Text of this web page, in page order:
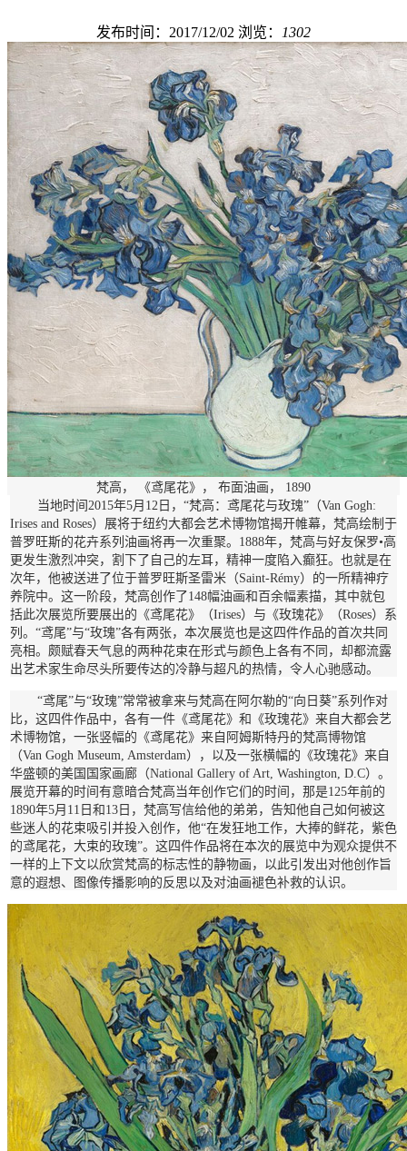
发布时间：2017/12/02 浏览： 1302
梵高， 《鸢尾花》， 布面油画， 1890
当地时间2015年5月12日，“梵高：鸢尾花与玫瑰”（Van Gogh:
Irises and Roses）展将于纽约大都会艺术博物馆揭开帷幕，梵高绘制于
普罗旺斯的花卉系列油画将再一次重聚。1888年，梵高与好友保罗•高
更发生激烈冲突，割下了自己的左耳，精神一度陷入癫狂。也就是在
次年，他被送进了位于普罗旺斯圣雷米（Saint-Rémy）的一所精神疗
养院中。这一阶段，梵高创作了148幅油画和百余幅素描，其中就包
括此次展览所要展出的《鸢尾花》（Irises）与《玫瑰花》（Roses）系
列。“鸢尾”与“玫瑰”各有两张，本次展览也是这四件作品的首次共同
亮相。颇赋春天气息的两种花束在形式与颜色上各有不同，却都流露
出艺术家生命尽头所要传达的冷静与超凡的热情，令人心驰感动。
“鸢尾”与“玫瑰”常常被拿来与梵高在阿尔勒的“向日葵”系列作对
比，这四件作品中，各有一件《鸢尾花》和《玫瑰花》来自大都会艺
术博物馆，一张竖幅的《鸢尾花》来自阿姆斯特丹的梵高博物馆
（Van Gogh Museum, Amsterdam），以及一张横幅的《玫瑰花》来自
华盛顿的美国国家画廊（National Gallery of Art, Washington, D.C）。
展览开幕的时间有意暗合梵高当年创作它们的时间，那是125年前的
1890年5月11日和13日，梵高写信给他的弟弟，告知他自己如何被这
些迷人的花束吸引并投入创作，他“在发狂地工作，大捧的鲜花，紫色
的鸢尾花，大束的玫瑰”。这四件作品将在本次的展览中为观众提供不
一样的上下文以欣赏梵高的标志性的静物画，以此引发出对他创作旨
意的遐想、图像传播影响的反思以及对油画褪色补救的认识。